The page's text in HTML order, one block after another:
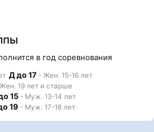
в год соревнования
Д до 17 - Жен. 15-16 лет
19 лет и старше
15 - Муж. 13-14 лет
19 - Муж. 17-18 лет